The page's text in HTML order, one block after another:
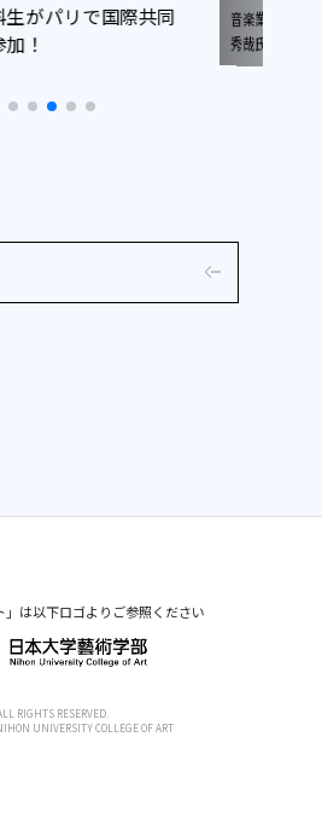
生がパリで国際共同
！
音楽業界の最
秀哉氏
サー)による特
」は以下ロゴよりご参照ください
RIGHTS RESERVED.
UNIVERSITY COLLEGE OF ART